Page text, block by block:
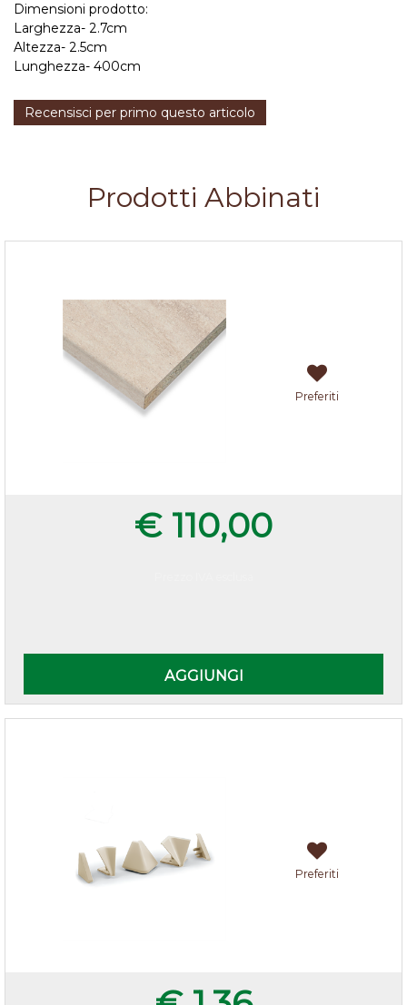
Dimensioni prodotto:
Larghezza- 2.7cm
Altezza- 2.5cm
Lunghezza- 400cm
Recensisci per primo questo articolo
Prodotti Abbinati
Preferiti
€ 110,00
AGGIUNGI
Preferiti